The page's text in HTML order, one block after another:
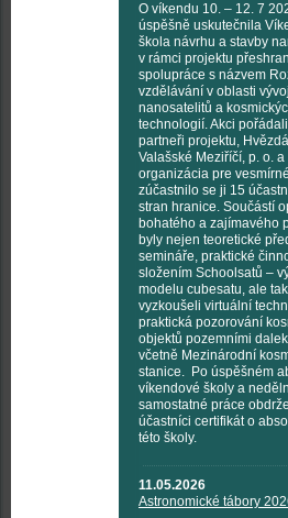
O víkendu 10. – 12. 7
úspěšně uskutečnila
škola návrhu a stavby
v rámci projektu
spolupráce s názvem
vzdělávání v oblasti
nanosatelitů a
technologií. Akci
partneři projektu,
Valašské Meziříčí, p. o.
organizácia pre
zúčastnilo se ji 15
stran hranice. Součástí
bohatého a zajímavého
byly nejen teoretické
semináře, praktické
složením Schoolsatů –
modelu cubesatu, ale
vyzkoušeli virtuální
praktická pozorování
objektů pozemními
včetně Mezinárodní
stanice. Po úspěšném
víkendové školy a
samostatné práce
účastníci certifikát o
této školy.
11.05.2026
Astronomické tábory